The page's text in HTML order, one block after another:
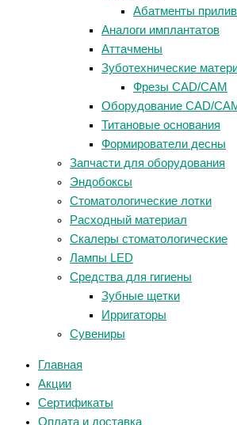
Абатменты
Аналоги имплантатов
Аттачмены
Зуботехнические
Фрезы CAD/CAM
Оборудование CAD/
Титановые основания
Формирователи десны
Запчасти для оборудования
Эндобоксы
Стоматологические лотки
Расходный материал
Скалеры стоматологические
Лампы LED
Средства для гигиены
Зубные щетки
Ирригаторы
Сувениры
Главная
Акции
Сертификаты
Оплата и доставка